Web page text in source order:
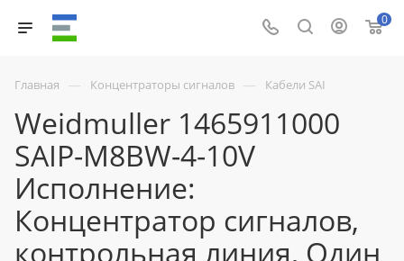
0
Главная — Концентраторы сигналов — Кабели SAI
Weidmuller 1465911000
SAIP-M8BW-4-10V
Исполнение:
Концентратор сигналов,
контрольная линия, Один